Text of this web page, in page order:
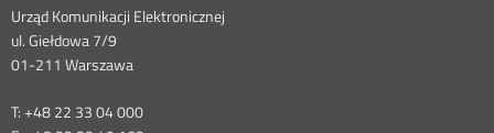
Dane
kontaktowe
Urząd Komunikacji Elektronicznej
ul. Giełdowa 7/9
01-211 Warszawa
T: +48 22 33 04 000